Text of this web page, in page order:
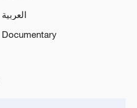
العربية
Documentary